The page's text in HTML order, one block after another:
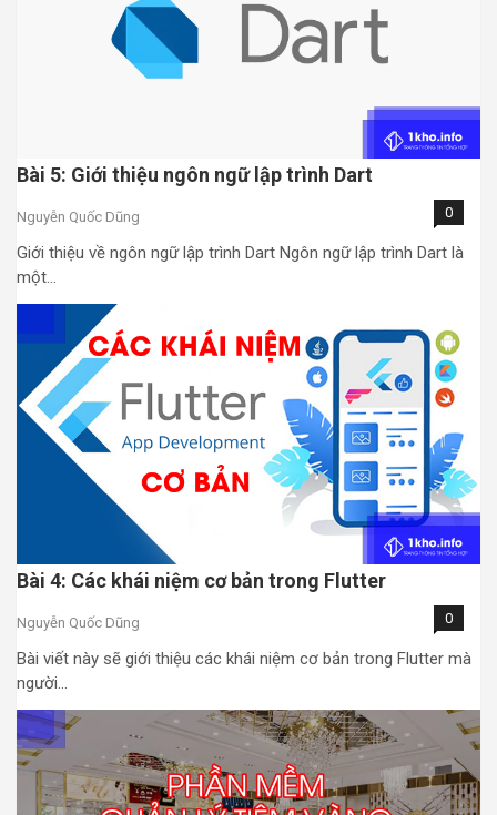
Bài 5: Giới thiệu ngôn ngữ lập trình Dart
Nguyễn Quốc Dũng 0
Giới thiệu về ngôn ngữ lập trình Dart Ngôn ngữ lập trình Dart là
một…
Bài 4: Các khái niệm cơ bản trong Flutter
Nguyễn Quốc Dũng 0
Bài viết này sẽ giới thiệu các khái niệm cơ bản trong Flutter mà
người…